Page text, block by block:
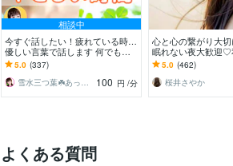
相談中
今すぐ話したい！疲れている時…
優しい言葉で話します 何でもど
うぞ✨愚痴/恋愛♡/雑談/寂しい/モ
ヤモヤ/楽しい♪
5.0 (337)
雪水三つ葉☘️あったかコミュニケーション
100 円 /分
心と心の繋がり大
眠れない夜大歓迎♡
寝れない人なの
5.0 (462)
桜井さやか
よくある質問